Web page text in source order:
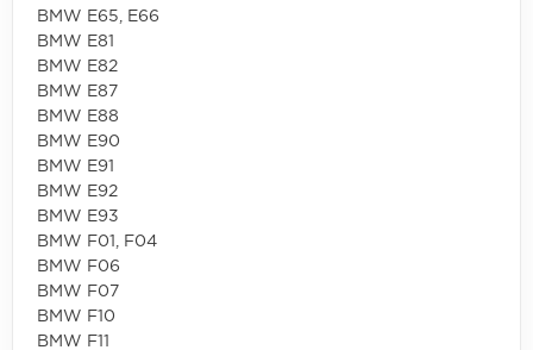
BMW E65, E66
BMW E81
BMW E82
BMW E87
BMW E88
BMW E90
BMW E91
BMW E92
BMW E93
BMW F01, F04
BMW F06
BMW F07
BMW F10
BMW F11